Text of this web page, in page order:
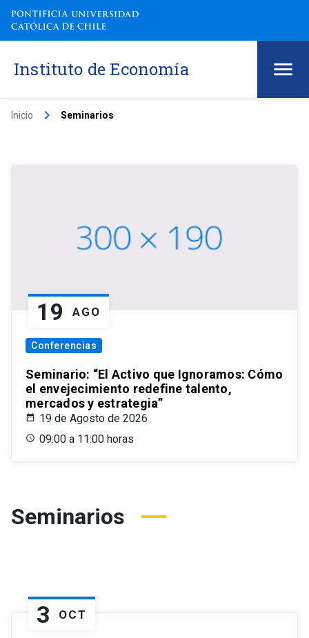
Instituto de Economía
Inicio keyboard_arrow_right Seminarios
19 AGO
Conferencias
Seminario: “El Activo que Ignoramos: Cómo
el envejecimiento redefine talento,
mercados y estrategia”
19 de Agosto de 2026
09:00 a 11:00 horas
Seminarios
3 OCT